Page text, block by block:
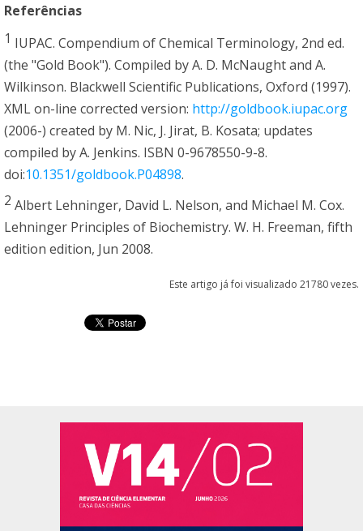
Referências
1 IUPAC. Compendium of Chemical Terminology, 2nd ed.
(the "Gold Book"). Compiled by A. D. McNaught and A.
Wilkinson. Blackwell Scientific Publications, Oxford (1997).
XML on-line corrected version: http://goldbook.iupac.org
(2006-) created by M. Nic, J. Jirat, B. Kosata; updates
compiled by A. Jenkins. ISBN 0-9678550-9-8.
doi:10.1351/goldbook.P04898.
2 Albert Lehninger, David L. Nelson, and Michael M. Cox.
Lehninger Principles of Biochemistry. W. H. Freeman, fifth
edition edition, Jun 2008.
Este artigo já foi visualizado 21780 vezes.